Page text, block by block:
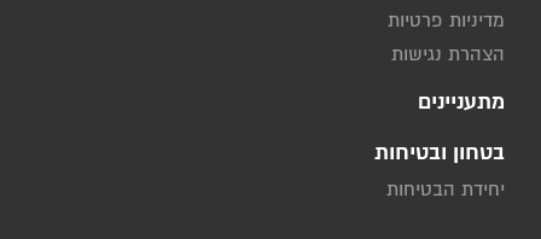
מדיניות פרטיות
הצהרת נגישות
מתעניינים
בטחון ובטיחות
יחידת הבטיחות